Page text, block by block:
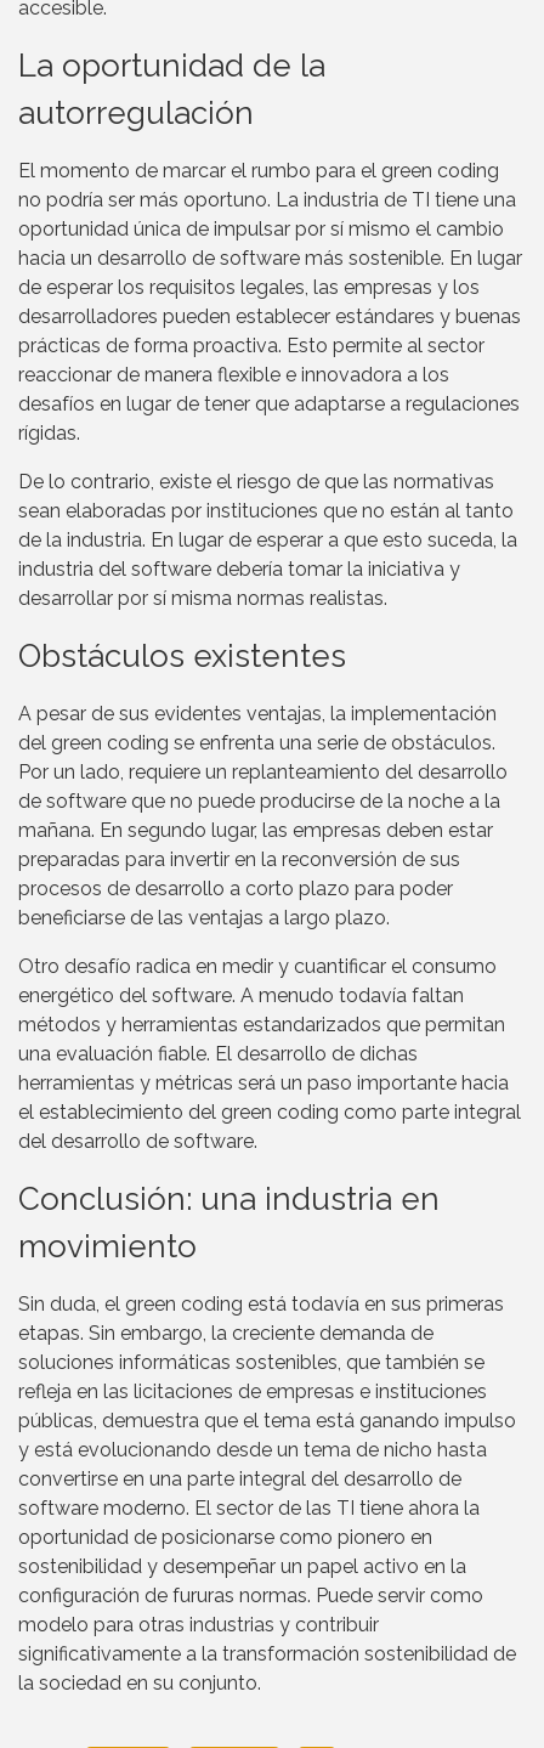
accesible.
La oportunidad de la
autorregulación
El momento de marcar el rumbo para el green coding
no podría ser más oportuno. La industria de TI tiene una
oportunidad única de impulsar por sí mismo el cambio
hacia un desarrollo de software más sostenible. En lugar
de esperar los requisitos legales, las empresas y los
desarrolladores pueden establecer estándares y buenas
prácticas de forma proactiva. Esto permite al sector
reaccionar de manera flexible e innovadora a los
desafíos en lugar de tener que adaptarse a regulaciones
rígidas.
De lo contrario, existe el riesgo de que las normativas
sean elaboradas por instituciones que no están al tanto
de la industria. En lugar de esperar a que esto suceda, la
industria del software debería tomar la iniciativa y
desarrollar por sí misma normas realistas.
Obstáculos existentes
A pesar de sus evidentes ventajas, la implementación
del green coding se enfrenta una serie de obstáculos.
Por un lado, requiere un replanteamiento del desarrollo
de software que no puede producirse de la noche a la
mañana. En segundo lugar, las empresas deben estar
preparadas para invertir en la reconversión de sus
procesos de desarrollo a corto plazo para poder
beneficiarse de las ventajas a largo plazo.
Otro desafío radica en medir y cuantificar el consumo
energético del software. A menudo todavía faltan
métodos y herramientas estandarizados que permitan
una evaluación fiable. El desarrollo de dichas
herramientas y métricas será un paso importante hacia
el establecimiento del green coding como parte integral
del desarrollo de software.
Conclusión: una industria en
movimiento
Sin duda, el green coding está todavía en sus primeras
etapas. Sin embargo, la creciente demanda de
soluciones informáticas sostenibles, que también se
refleja en las licitaciones de empresas e instituciones
públicas, demuestra que el tema está ganando impulso
y está evolucionando desde un tema de nicho hasta
convertirse en una parte integral del desarrollo de
software moderno. El sector de las TI tiene ahora la
oportunidad de posicionarse como pionero en
sostenibilidad y desempeñar un papel activo en la
configuración de fururas normas. Puede servir como
modelo para otras industrias y contribuir
significativamente a la transformación sostenibilidad de
la sociedad en su conjunto.